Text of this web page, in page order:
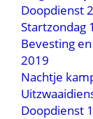
Doopdienst
Startzondag
Bevesting
2019
Nachtje
Doopdienst